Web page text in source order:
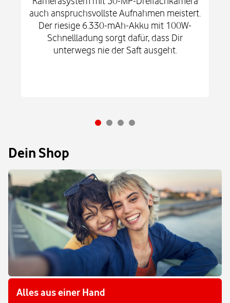
auch anspruchsvollste Aufnahmen meistert.
Der riesige 6.330-mAh-Akku mit 100W-
Schnellladung sorgt dafür, dass Dir
unterwegs nie der Saft ausgeht.
Dein Shop
Alles aus einer Hand